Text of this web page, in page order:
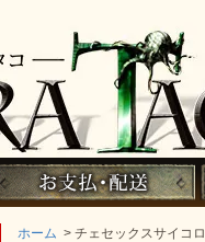
ホーム > チェセックスサイコロ